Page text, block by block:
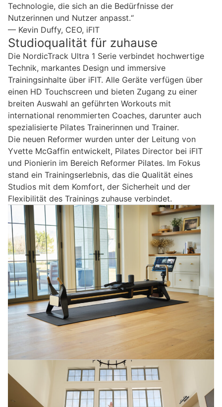
Technologie, die sich an die Bedürfnisse der
Nutzerinnen und Nutzer anpasst.“
— Kevin Duffy, CEO, iFIT
Studioqualität für zuhause
Die NordicTrack Ultra 1 Serie verbindet hochwertige
Technik, markantes Design und immersive
Trainingsinhalte über iFIT. Alle Geräte verfügen über
einen HD Touchscreen und bieten Zugang zu einer
breiten Auswahl an geführten Workouts mit
international renommierten Coaches, darunter auch
spezialisierte Pilates Trainerinnen und Trainer.
Die neuen Reformer wurden unter der Leitung von
Yvette McGaffin entwickelt, Pilates Director bei iFIT
und Pionierin im Bereich Reformer Pilates. Im Fokus
stand ein Trainingserlebnis, das die Qualität eines
Studios mit dem Komfort, der Sicherheit und der
Flexibilität des Trainings zuhause verbindet.